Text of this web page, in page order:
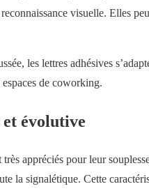
visuelle. Elles
les lettres adhésives
de coworking.
évolutive
appréciés pour leur
la signalétique. Cette